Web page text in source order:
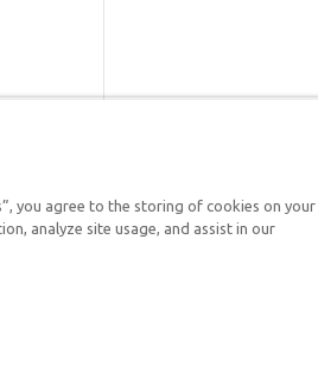
Respuestas en Génesis es un
defender su fe y proclamar el
you agree to the storing of cookies on your
analyze site usage, and assist in our